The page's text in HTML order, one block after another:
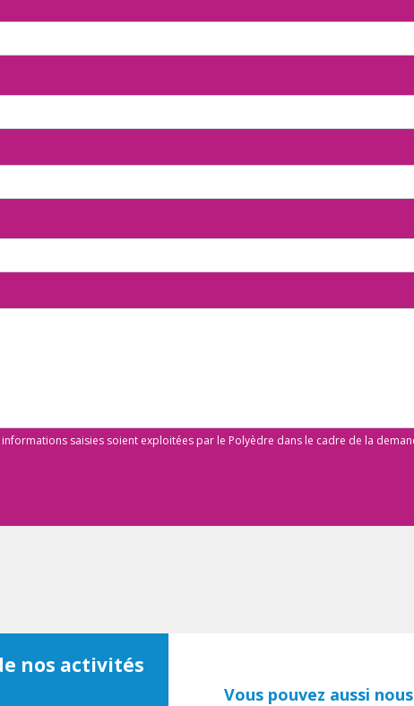
saisies soient exploitées par le Polyèdre dans le cadre de la
nos activités
Vous pouvez aussi